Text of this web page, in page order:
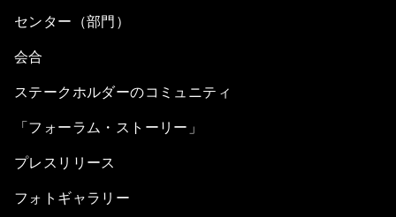
センター（部門）
会合
ステークホルダーのコミュニティ
「フォーラム・ストーリー」
プレスリリース
フォトギャラリー